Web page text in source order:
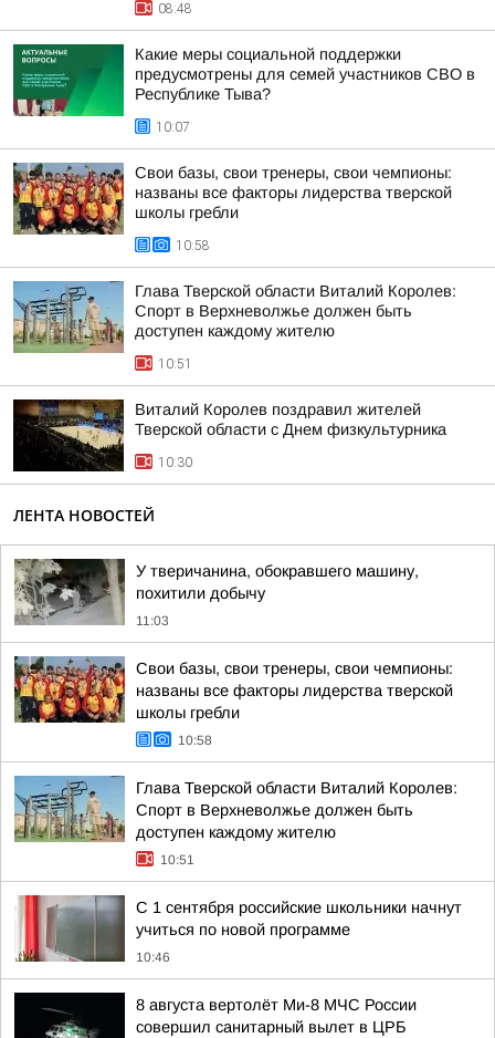
08:48
Какие меры социальной поддержки
предусмотрены для семей участников СВО в
Республике Тыва?
10:07
Свои базы, свои тренеры, свои чемпионы:
названы все факторы лидерства тверской
школы гребли
10:58
Глава Тверской области Виталий Королев:
Спорт в Верхневолжье должен быть
доступен каждому жителю
10:51
Виталий Королев поздравил жителей
Тверской области с Днем физкультурника
10:30
ЛЕНТА НОВОСТЕЙ
У тверичанина, обокравшего машину,
похитили добычу
11:03
Свои базы, свои тренеры, свои чемпионы:
названы все факторы лидерства тверской
школы гребли
10:58
Глава Тверской области Виталий Королев:
Спорт в Верхневолжье должен быть
доступен каждому жителю
10:51
С 1 сентября российские школьники начнут
учиться по новой программе
10:46
8 августа вертолёт Ми-8 МЧС России
совершил санитарный вылет в ЦРБ